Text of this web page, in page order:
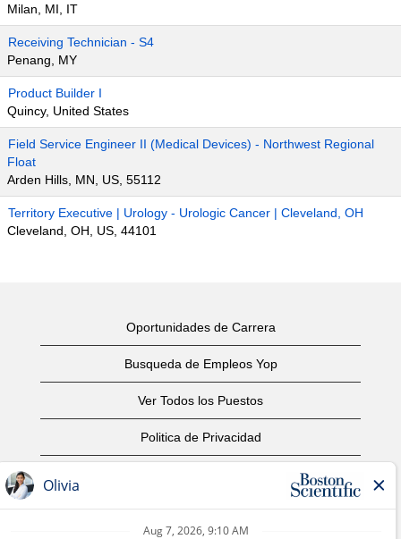
Milan, MI, IT
Receiving Technician - S4
Penang, MY
Product Builder I
Quincy, United States
Field Service Engineer II (Medical Devices) - Northwest Regional
Float
Arden Hills, MN, US, 55112
Territory Executive | Urology - Urologic Cancer | Cleveland, OH
Cleveland, OH, US, 44101
Oportunidades de Carrera
Busqueda de Empleos Yop
Ver Todos los Puestos
Politica de Privacidad
Aviso de Derechos de Autor